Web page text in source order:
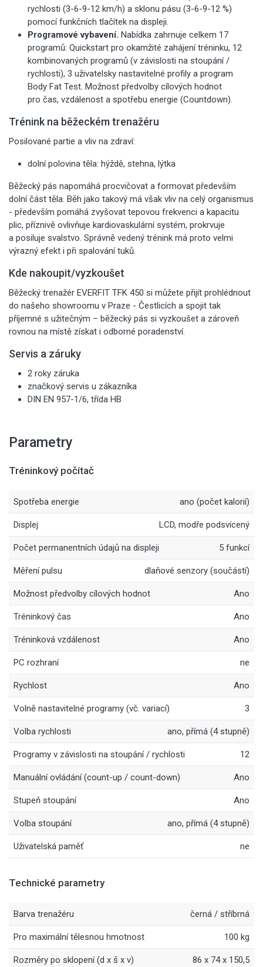
rychlosti (3-6-9-12 km/h) a sklonu pásu (3-6-9-12 %)
pomocí funkčních tlačítek na displeji.
Programové vybavení. Nabídka zahrnuje celkem 17
programů: Quickstart pro okamžité zahájení tréninku, 12
kombinovaných programů (v závislosti na stoupání /
rychlosti), 3 uživatelsky nastavitelné profily a program
Body Fat Test. Možnost předvolby cílových hodnot
pro čas, vzdálenost a spotřebu energie (Countdown).
Trénink na běžeckém trenažéru
Posilované partie a vliv na zdraví:
dolní polovina těla: hýždě, stehna, lýtka
Běžecký pás napomáhá procvičovat a formovat především
dolní část těla. Běh jako takový má však vliv na celý organismus
- především pomáhá zvyšovat tepovou frekvenci a kapacitu
plic, příznivě ovlivňuje kardiovaskulární systém, prokrvuje
a posiluje svalstvo. Správně vedený trénink má proto velmi
výrazný efekt i při spalování tuků.
Kde nakoupit/vyzkoušet
Běžecký trenažér EVERFIT TFK 450 si můžete přijít prohlédnout
do našeho showroomu v Praze - Čestlicích a spojit tak
příjemné s užitečným – běžecký pás si vyzkoušet a zároveň
rovnou na místě získat i odborné poradenství.
Servis a záruky
2 roky záruka
značkový servis u zákazníka
DIN EN 957-1/6, třída HB
Parametry
Tréninkový počítač
Spotřeba energie ano (počet kalorií)
Displej LCD, modře podsvícený
Počet permanentních údajů na displeji 5 funkcí
Měření pulsu dlaňové senzory (součástí)
Možnost předvolby cílových hodnot Ano
Tréninkový čas Ano
Tréninková vzdálenost Ano
PC rozhraní ne
Rychlost Ano
Volně nastavitelné programy (vč. variací) 3
Volba rychlosti ano, přímá (4 stupně)
Programy v závislosti na stoupání / rychlosti 12
Manuální ovládání (count-up / count-down) Ano
Stupeň stoupání Ano
Volba stoupání ano, přímá (4 stupně)
Uživatelská paměť ne
Technické parametry
Barva trenažéru černá / stříbrná
Pro maximální tělesnou hmotnost 100 kg
Rozměry po sklopení (d x š x v) 86 x 74 x 150,5